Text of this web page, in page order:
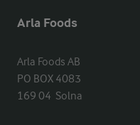
Arla Foods
Arla Foods AB
PO BOX 4083
169 04  Solna